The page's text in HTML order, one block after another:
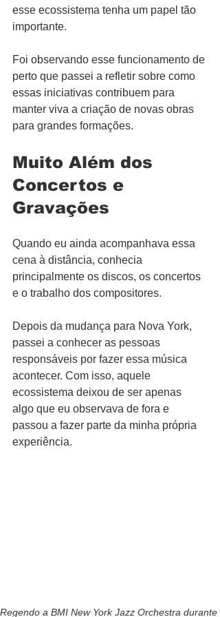
esse ecossistema tenha um papel tão
importante.
Foi observando esse funcionamento de
perto que passei a refletir sobre como
essas iniciativas contribuem para
manter viva a criação de novas obras
para grandes formações.
Muito Além dos
Concertos e
Gravações
Quando eu ainda acompanhava essa
cena à distância, conhecia
principalmente os discos, os concertos
e o trabalho dos compositores.
Depois da mudança para Nova York,
passei a conhecer as pessoas
responsáveis por fazer essa música
acontecer. Com isso, aquele
ecossistema deixou de ser apenas
algo que eu observava de fora e
passou a fazer parte da minha própria
experiência.
Regendo a BMI New York Jazz Orchestra durante